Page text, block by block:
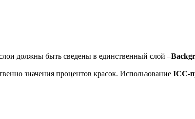
должны быть сведены в единственный слой –
значения процентов красок. Использование ICC-